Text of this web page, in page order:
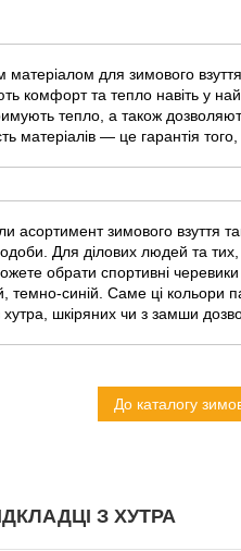
для зимового
комфорт та тепло навіть у
тепло, а також
матеріалів — це гарантія
асортимент зимового взуття
Для ділових людей та тих,
обрати спортивні
темно-синій. Саме ці кольори
хутра, шкіряних чи з замши
До каталогу
З ХУТРА